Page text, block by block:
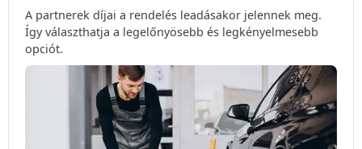
A partnerek díjai a rendelés leadásakor jelennek meg.
Így választhatja a legelőnyösebb és legkényelmesebb
opciót.